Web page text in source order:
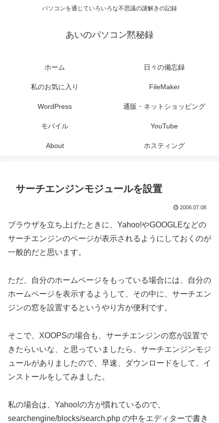
パソコンを通じていろいろな不思議の謎解きの記録
あいのパソコン黙秘録
ホーム 日々の備忘録
私のお気に入り FileMaker
WordPress 通販・ネットショッピング
モバイル YouTube
About ホスティング
サーチエンジンモジュールを設置
2006.07.08
ブラウザを立ち上げたときに、Yahoo!やGOOGLEなどの
サーチエンジンのページが表示されるようにしておくのが
一般的だと思います。
ただ、自分のホームページをもっている場合には、自分の
ホームページを表示するようして、その中に、サーチエン
ジンの窓を設置するというやり方が便利です。
そこで、XOOPSの場合も、サーチエンジンの窓が設置で
きたらいいな、と思っていましたら、サーチエンジンモジ
ュールがありましたので、早速、ダウンロードをして、イ
ンストールをしてみました。
私の場合は、Yahoo!の方が慣れているので、
searchengine/blocks/search.php の中をエディターで書き